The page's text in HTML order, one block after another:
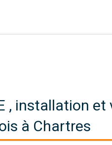
, installation
à Chartres